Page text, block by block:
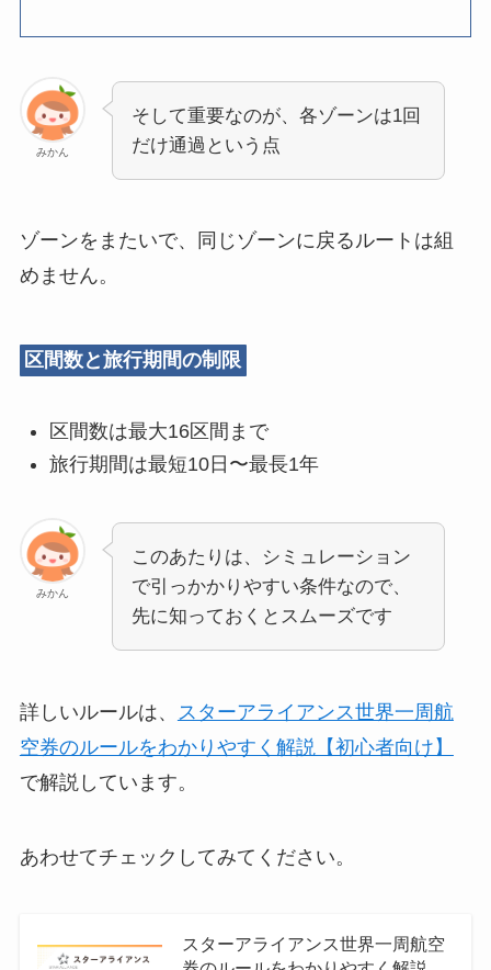
みかん
そして重要なのが、各ゾーンは1回
だけ通過という点
ゾーンをまたいで、同じゾーンに戻るルートは組
めません。
区間数と旅行期間の制限
区間数は最大16区間まで
旅行期間は最短10日〜最長1年
みかん
このあたりは、シミュレーション
で引っかかりやすい条件なので、
先に知っておくとスムーズです
詳しいルールは、 スターアライアンス世界一周航
空券のルールをわかりやすく解説【初心者向け】
で解説しています。
あわせてチェックしてみてください。
スターアライアンス世界一周航空